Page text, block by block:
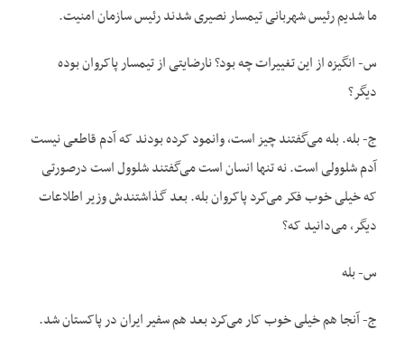
ما شدیم رئیس شهربانی تیمسار نصیری شدند رئیس سازمان امنیت.
س- انگیزه از این تغییرات چه بود؟ نارضایتی از تیمسار پاکروان بوده
دیگر؟
ج- بله. بله می‌گفتند چیز است، وانمود کرده بودند که آدم قاطعی نیست
آدم شل‏وولی است. نه تنها انسان است می‌گفتند شل‏وول است درصورتی
که خیلی خوب فکر می‌کرد پاکروان بله. بعد گذاشتندش وزیر اطلاعات
دیگر، می‌دانید که؟
س- بله
ج- آنجا هم خیلی خوب کار می‌کرد بعد هم سفیر ایران در پاکستان شد.